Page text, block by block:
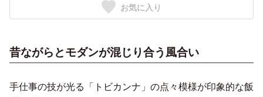
お気に入り
昔ながらとモダンが混じり合う風合い
手仕事の技が光る「トビカンナ」の点々模様が印象的な飯